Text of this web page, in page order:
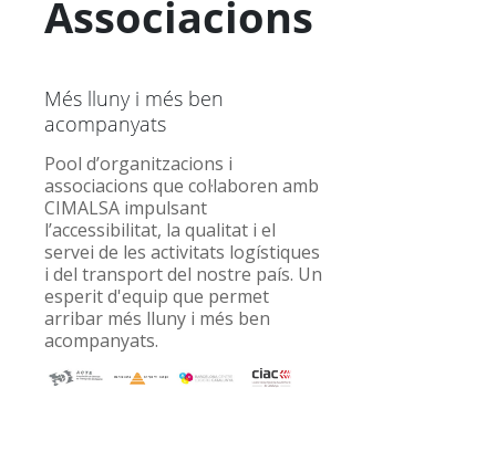
Associacions
Més lluny i més ben
acompanyats
Pool d’organitzacions i
associacions que col·laboren amb
CIMALSA impulsant
l’accessibilitat, la qualitat i el
servei de les activitats logístiques
i del transport del nostre país. Un
esperit d'equip que permet
arribar més lluny i més ben
acompanyats.